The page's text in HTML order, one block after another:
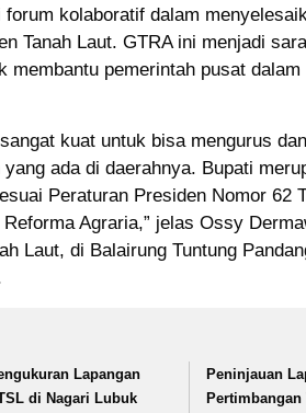
kolaboratif dalam
Tanah Laut. GTRA ini menjadi
membantu pemerintah pusat
kuat untuk bisa mengurus
ada di daerahnya. Bupati
Peraturan Presiden Nomor 62
Agraria,” jelas Ossy
Laut, di Balairung Tuntung
Lapangan
di Nagari Lubuk
Peninjauan
Pertimbangan